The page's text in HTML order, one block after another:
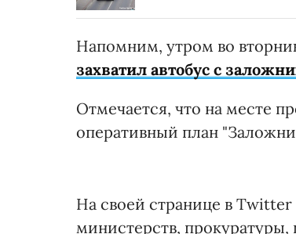
Напомним, утром во
захватил автобус с
Отмечается, что на месте
оперативный план
На своей странице в Twitter
министерств, прокуратуры,